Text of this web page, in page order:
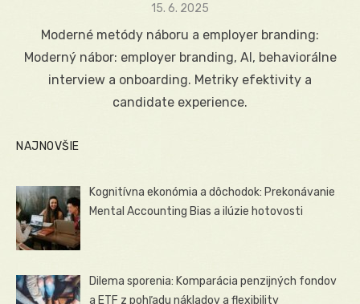
Posted
15. 6. 2025
Moderné metódy náboru a employer branding:
Moderný nábor: employer branding, AI, behaviorálne
interview a onboarding. Metriky efektivity a
candidate experience.
NAJNOVŠIE
Kognitívna ekonómia a dôchodok: Prekonávanie
Mental Accounting Bias a ilúzie hotovosti
Dilema sporenia: Komparácia penzijných fondov
a ETF z pohľadu nákladov a flexibility